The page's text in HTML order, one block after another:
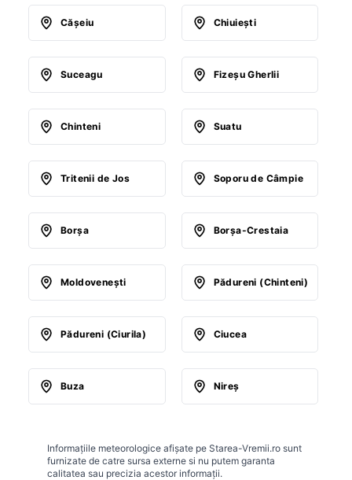
Căşeiu Chiuieşti
Suceagu Fizeşu Gherlii
Chinteni Suatu
Tritenii de Jos Soporu de Câmpie
Borşa Borşa-Crestaia
Moldoveneşti Pădureni (Chinteni)
Pădureni (Ciurila) Ciucea
Buza Nireş
Informațiile meteorologice afișate pe Starea-Vremii.ro sunt
furnizate de catre sursa externe si nu putem garanta
calitatea sau precizia acestor informații.